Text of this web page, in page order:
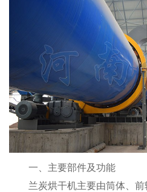
一、主要部件及功能
兰炭烘干机主要由筒体、前